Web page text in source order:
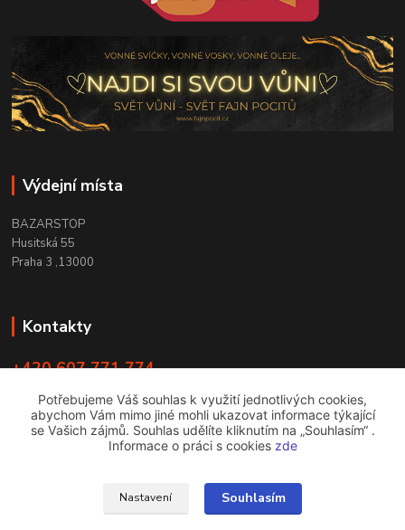
Výdejní místa
BAZARSTOP
Husitská 55
Praha 3 ,13000
Kontakty
+420 607 771 774
info@bazarstop.cz
Potřebujeme Váš souhlas k využití jednotlivých cookies,
abychom Vám mimo jiné mohli ukazovat informace týkající
se Vašich zájmů. Souhlas udělíte kliknutím na „Souhlasím“ .
Informace o práci s cookies zde
Nastavení Souhlasím